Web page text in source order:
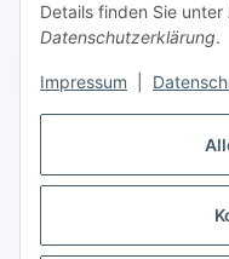
Details finden Sie unter
Datenschutzerklärung.
Impressum
* Alle Preise inkl. gesetzlicher
Versand